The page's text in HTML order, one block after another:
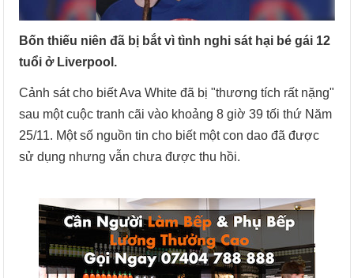
Bốn thiếu niên đã bị bắt vì tình nghi sát hại bé gái 12
tuổi ở Liverpool.
Cảnh sát cho biết Ava White đã bị "thương tích rất nặng"
sau một cuộc tranh cãi vào khoảng 8 giờ 39 tối thứ Năm
25/11. Một số nguồn tin cho biết một con dao đã được
sử dụng nhưng vẫn chưa được thu hồi.